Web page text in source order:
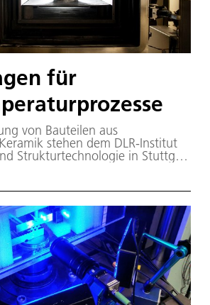
für
von Bauteilen aus
stehen dem DLR-Institut
Strukturtechnologie in Stuttgart
Laboröfen dienen der
keramischer
(CMC), insbesondere der
C, C/C-SiC und SiC/SiC.